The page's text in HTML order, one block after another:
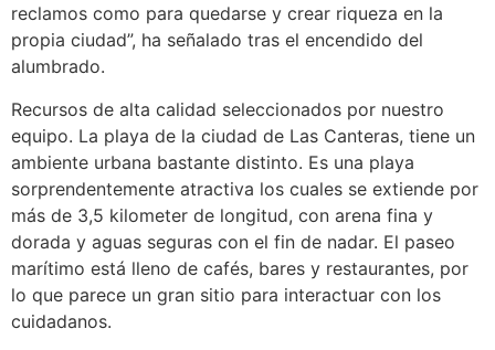
reclamos como para quedarse y crear riqueza en la
propia ciudad”, ha señalado tras el encendido del
alumbrado.
Recursos de alta calidad seleccionados por nuestro
equipo. La playa de la ciudad de Las Canteras, tiene un
ambiente urbana bastante distinto. Es una playa
sorprendentemente atractiva los cuales se extiende por
más de 3,5 kilometer de longitud, con arena fina y
dorada y aguas seguras con el fin de nadar. El paseo
marítimo está lleno de cafés, bares y restaurantes, por
lo que parece un gran sitio para interactuar con los
cuidadanos.